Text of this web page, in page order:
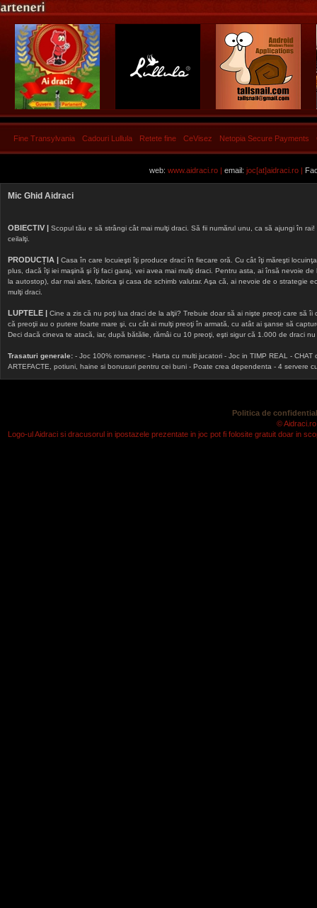
Fine Transylvania Cadouri Lullula Retete fine CeVisez Netopia Secure Payments
web: www.aidraci.ro | email: joc[at]aidraci.ro |
Mic Ghid Aidraci
OBIECTIV | Scopul tău e să strângi cât mai mulţi draci. Să fii numărul unu, ca să ajungi în
ceilalţi.
PRODUCȚIA | Casa în care locuieşti îţi produce draci în fiecare oră. Cu cât îţi măreşti
plus, dacă îţi iei maşină şi îţi faci garaj, vei avea mai mulţi draci. Pentru asta, ai însă nevoie
la autostop), dar mai ales, fabrica şi casa de schimb valutar. Aşa că, ai nevoie de o strategie
mulţi draci.
LUPTELE | Cine a zis că nu poţi lua draci de la alţii? Trebuie doar să ai nişte preoţi care să
că preoţii au o putere foarte mare şi, cu cât ai mulţi preoţi în armată, cu atât ai şanse să
Deci dacă cineva te atacă, iar, după bătălie, rămâi cu 10 preoţi, eşti sigur că 1.000 de draci
Trasaturi generale: - Joc 100% romanesc - Harta cu multi jucatori - Joc in TIMP REAL -
ARTEFACTE, potiuni, haine si bonusuri pentru cei buni - Poate crea dependenta - 4 servere
Politica de
©
Logo-ul Aidraci si dracusorul in ipostazele prezentate in joc pot fi folosite gratuit doar in